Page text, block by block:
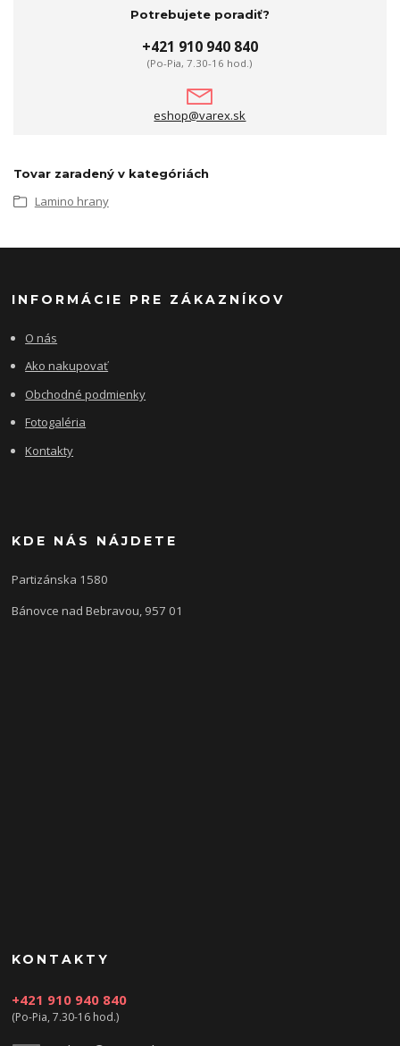
Potrebujete poradiť?
+421 910 940 840
(Po-Pia, 7.30-16 hod.)
eshop@varex.sk
Tovar zaradený v kategóriách
Lamino hrany
INFORMÁCIE PRE ZÁKAZNÍKOV
O nás
Ako nakupovať
Obchodné podmienky
Fotogaléria
Kontakty
KDE NÁS NÁJDETE
Partizánska 1580
Bánovce nad Bebravou, 957 01
KONTAKTY
+421 910 940 840
(Po-Pia, 7.30-16 hod.)